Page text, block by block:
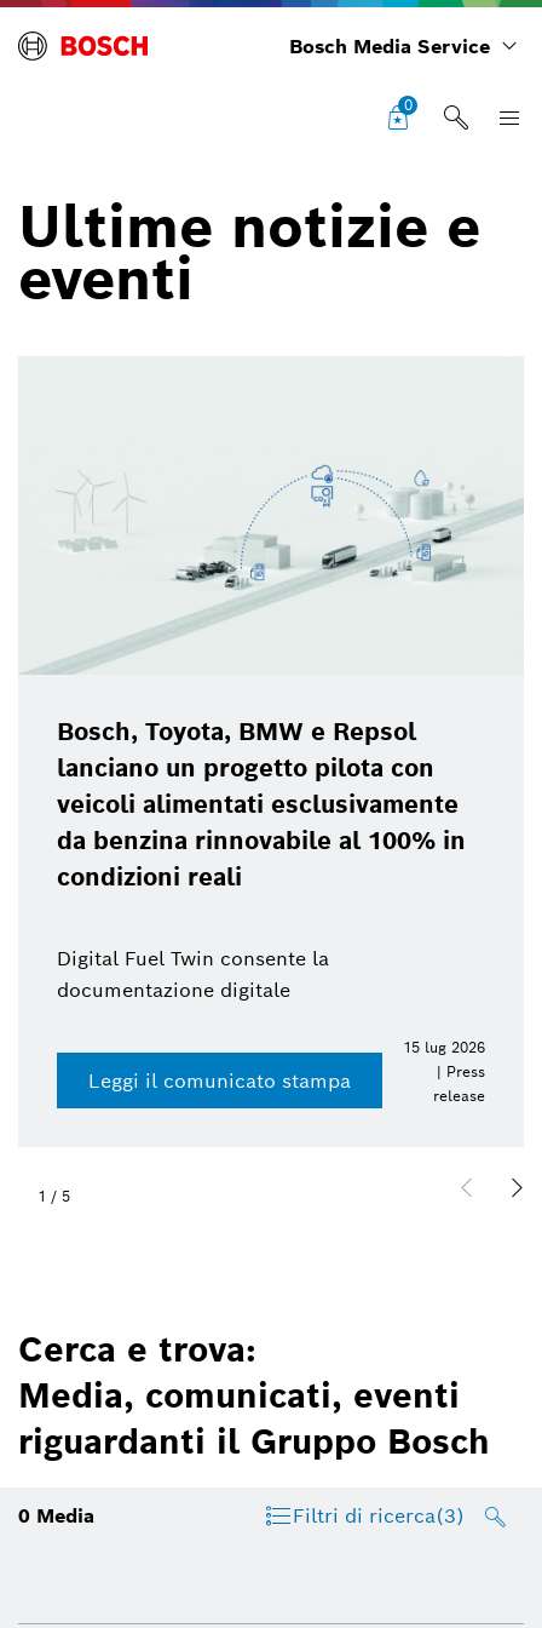
Bosch Media Service
0
Ultime notizie e
eventi
Bosch, Toyota, BMW e Repsol
lanciano un progetto pilota con
veicoli alimentati esclusivamente
da benzina rinnovabile al 100% in
condizioni reali
Digital Fuel Twin consente la
documentazione digitale
Leggi il comunicato stampa
15 lug 2026
| Press
release
1 / 5
Cerca e trova:
Media, comunicati, eventi
riguardanti il Gruppo Bosch
0 Media Filtri di ricerca(3)